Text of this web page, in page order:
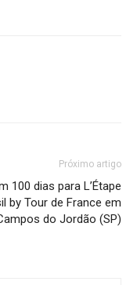
Próximo artigo
100 dias para L’Étape
by Tour de France em
do Jordão (SP)